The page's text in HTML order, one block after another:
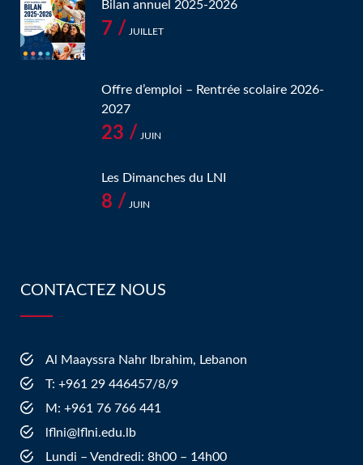
Bilan annuel 2025-2026
7 / JUILLET
Offre d’emploi – Rentrée scolaire 2026-
2027
23 / JUIN
Les Dimanches du LNI
8 / JUIN
CONTACTEZ NOUS
Al Maayssra Nahr Ibrahim, Lebanon
​T: +961 29 446457/8/9
​M: +961 76 766 441
lflni@lflni.edu.lb
Lundi – Vendredi: 8h00 – 14h00